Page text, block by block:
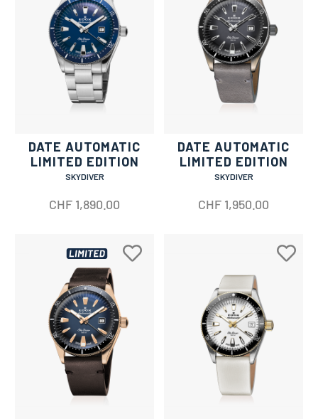
DATE AUTOMATIC
LIMITED EDITION
SKYDIVER
CHF 1,890.00
DATE AUTOMATIC
LIMITED EDITION
SKYDIVER
CHF 1,950.00